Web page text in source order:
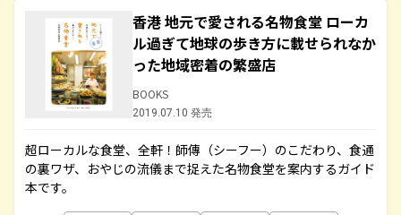
香港 地元で愛される名物食堂 ローカ
ル過ぎて地球の歩き方に載せられなか
った地域密着の繁盛店
BOOKS
2019.07.10 発売
超ローカルな食堂、全軒！師傳（シーフー）のこだわり、食通
の裏ワザ、おやじの流儀まで捉えた名物食堂を案内するガイド
本です。